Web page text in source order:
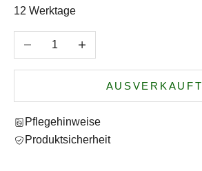
12 Werktage
Anzahl verringernAnzahl erhöhen
AUSVERKAUFT
Pflegehinweise
Produktsicherheit